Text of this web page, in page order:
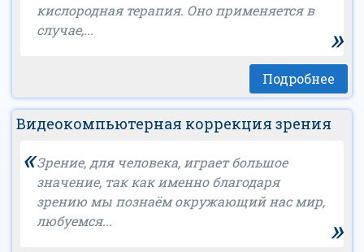
кислородная терапия. Оно применяется в
случае,...
»
Подробнее
Видеокомпьютерная коррекция зрения
«Зрение, для человека, играет большое
значение, так как именно благодаря
зрению мы познаём окружающий нас мир,
любуемся...
»